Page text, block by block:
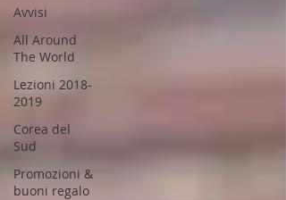
Avvisi
All Around
The World
Lezioni 2018-
2019
Corea del
Sud
Promozioni &
buoni regalo